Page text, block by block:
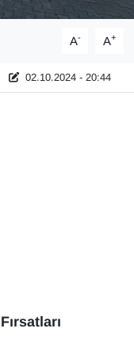
A- A+
02.10.2024 - 20:44